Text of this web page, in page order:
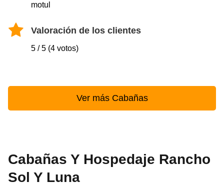
motul
Valoración de los clientes
5 / 5 (4 votos)
Ver más Cabañas
Cabañas Y Hospedaje Rancho
Sol Y Luna